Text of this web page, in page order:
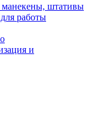
штативы
работы
и